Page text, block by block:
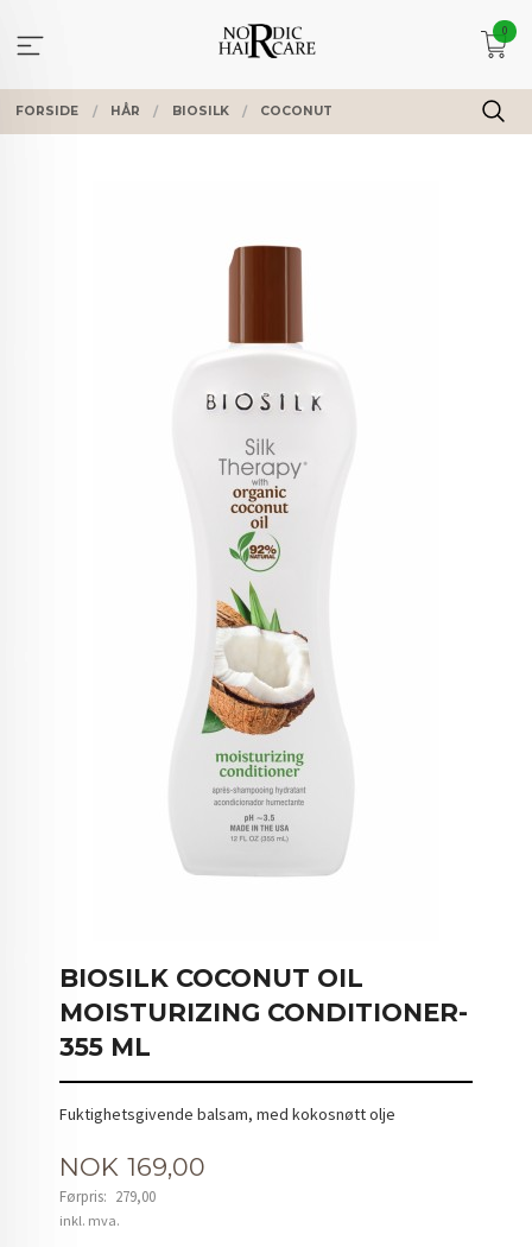
innholdet
0
FORSIDE HÅR BIOSILK COCONUT
BIOSILK COCONUT OIL
MOISTURIZING CONDITIONER-
355 ML
Fuktighetsgivende balsam, med kokosnøtt olje
Tilbud
NOK 169,00
Førpris: 279,00
Rabatt
inkl. mva.